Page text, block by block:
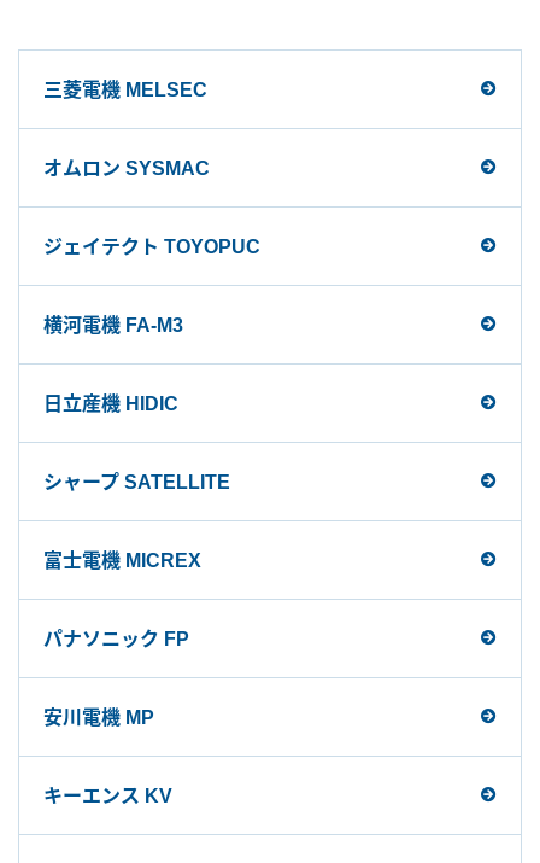
三菱電機 MELSEC
オムロン SYSMAC
ジェイテクト TOYOPUC
横河電機 FA-M3
日立産機 HIDIC
シャープ SATELLITE
富士電機 MICREX
パナソニック FP
安川電機 MP
キーエンス KV